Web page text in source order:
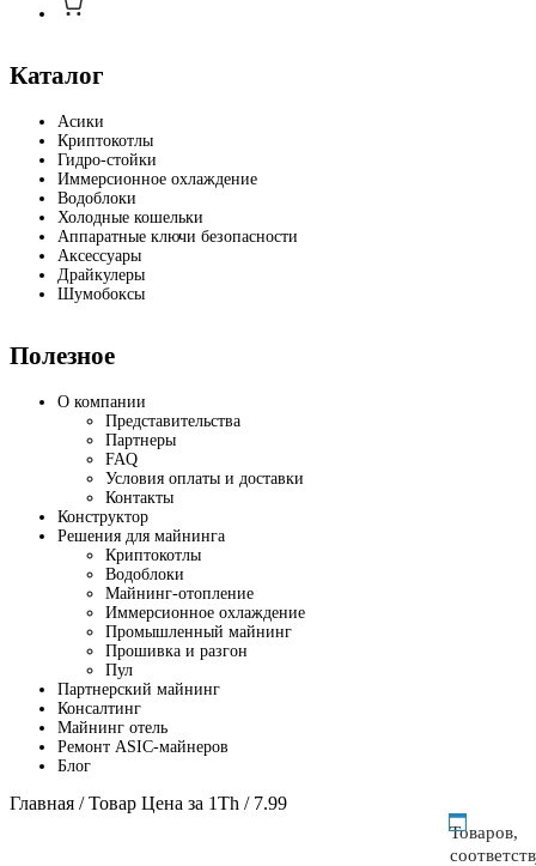
Каталог
Асики
Криптокотлы
Гидро-стойки
Иммерсионное охлаждение
Водоблоки
Холодные кошельки
Аппаратные ключи безопасности
Аксессуары
Драйкулеры
Шумобоксы
Полезное
О компании
Представительства
Партнеры
FAQ
Условия оплаты и доставки
Контакты
Конструктор
Решения для майнинга
Криптокотлы
Водоблоки
Майнинг-отопление
Иммерсионное охлаждение
Промышленный майнинг
Прошивка и разгон
Пул
Партнерский майнинг
Консалтинг
Майнинг отель
Ремонт ASIC-майнеров
Блог
Главная / Товар Цена за 1Th / 7.99
Товаров,